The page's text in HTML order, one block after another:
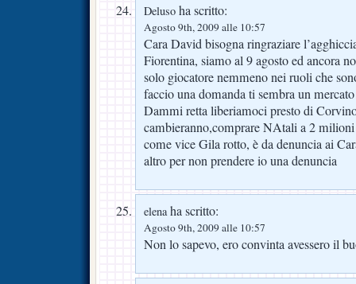
Deluso ha scritto:
Agosto 9th, 2009 alle 10:57
Cara David bisogna ringraziare
Fiorentina, siamo al 9 agosto ed ancora
solo giocatore nemmeno nei ruoli che
faccio una domanda ti sembra un
Dammi retta liberiamoci presto di
cambieranno,comprare NAtali a 2
come vice Gila rotto, è da denuncia ai
altro per non prendere io una denuncia
elenaha scritto:
Agosto 9th, 2009 alle 10:57
Non lo sapevo, ero convinta avessero il